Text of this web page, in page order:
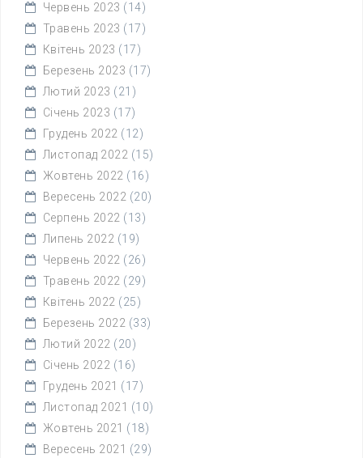
Червень 2023 (14)
Травень 2023 (17)
Квітень 2023 (17)
Березень 2023 (17)
Лютий 2023 (21)
Січень 2023 (17)
Грудень 2022 (12)
Листопад 2022 (15)
Жовтень 2022 (16)
Вересень 2022 (20)
Серпень 2022 (13)
Липень 2022 (19)
Червень 2022 (26)
Травень 2022 (29)
Квітень 2022 (25)
Березень 2022 (33)
Лютий 2022 (20)
Січень 2022 (16)
Грудень 2021 (17)
Листопад 2021 (10)
Жовтень 2021 (18)
Вересень 2021 (29)